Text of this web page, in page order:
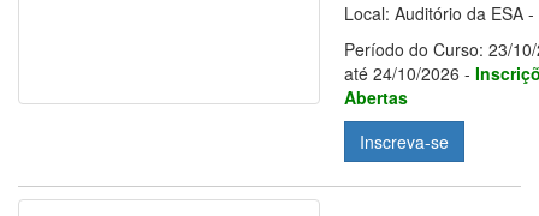
Local: Auditório da ESA
Período do Curso: 23/
até 24/10/2026 -
Abertas
Inscreva-se